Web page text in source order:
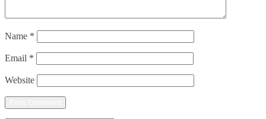
Name *
Email *
Website